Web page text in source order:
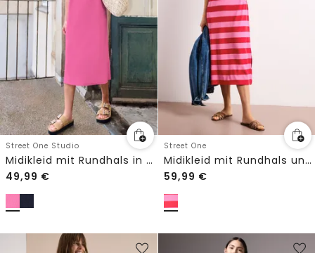
Street One Studio
Midikleid mit Rundhals in Unifarbe
49,99 €
Street One
Midikleid mit Rundhals und Streifen
59,99 €